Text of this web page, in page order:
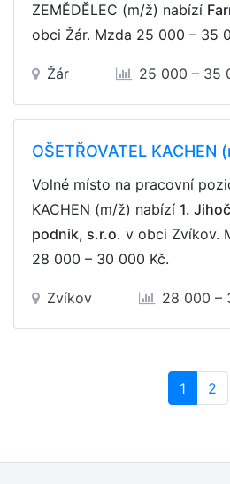
ZEMĚDĚLEC (m/ž) nabízí
obci Žár. Mzda 25 000 – 35
Žár 25 000 – 35
OŠETŘOVATEL KACHEN
Volné místo na pracovní
KACHEN (m/ž) nabízí 1.
podnik, s.r.o. v obci Zvíkov.
28 000 – 30 000 Kč.
Zvíkov 28 000 –
1 2